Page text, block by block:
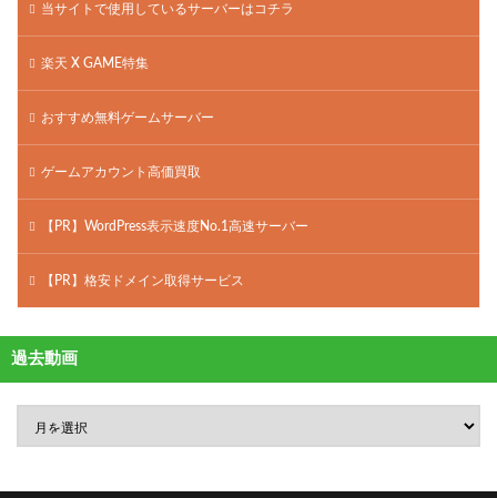
当サイトで使用しているサーバーはコチラ
楽天 X GAME特集
おすすめ無料ゲームサーバー
ゲームアカウント高価買取
【PR】WordPress表示速度No.1高速サーバー
【PR】格安ドメイン取得サービス
過去動画